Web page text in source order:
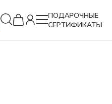
ПОДАРОЧНЫЕ
СЕРТИФИКАТЫ